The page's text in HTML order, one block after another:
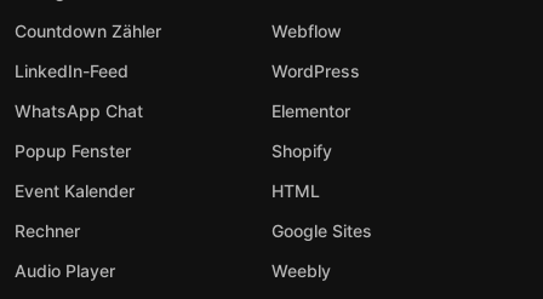
Countdown Zähler
LinkedIn-Feed
WhatsApp Chat
Popup Fenster
Event Kalender
Rechner
Audio Player
Webflow
WordPress
Elementor
Shopify
HTML
Google Sites
Weebly